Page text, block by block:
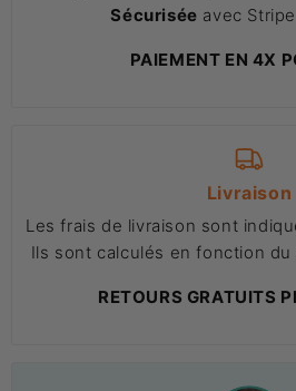
Sécurisée avec
PAIEMENT EN 4X
Livraison
Les frais de livraison sont
Ils sont calculés en fonction du
RETOURS GRATUITS